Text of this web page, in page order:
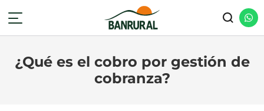
¿Qué es el cobro por gestión de
cobranza?